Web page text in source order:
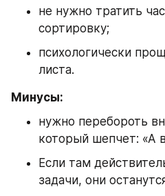
не нужно тратить
сортировку;
психологически
листа.
Минусы:
нужно перебороть
который шепчет: «А
Если там
задачи, они